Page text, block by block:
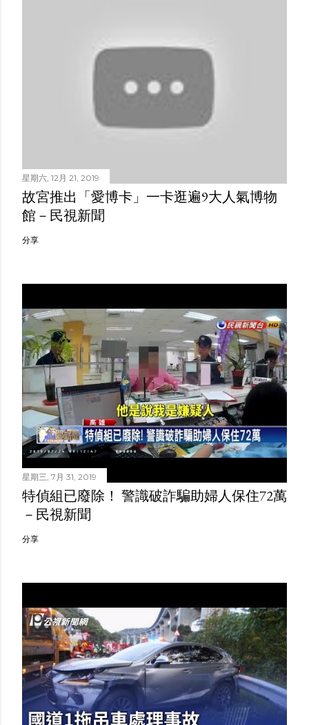
星期六, 12月 21, 2019
故宮推出「愛博卡」一卡逛遍9大人氣博物
館－民視新聞
分享
星期三, 7月 31, 2019
特偵組已廢除！ 警識破詐騙助婦人保住72萬
－民視新聞
分享